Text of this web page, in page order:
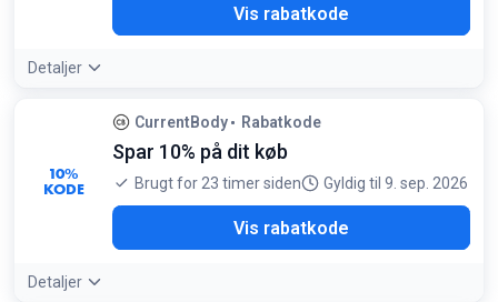
Vis rabatkode
Detaljer
10%
KODE
CurrentBody Rabatkode
Spar 10% på dit køb
Brugt for 23 timer siden Gyldig til 9. sep. 2026
Vis rabatkode
Detaljer